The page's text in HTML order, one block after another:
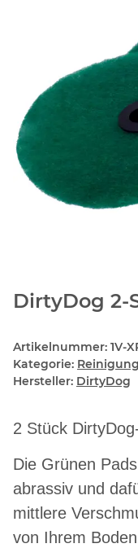
DirtyDog 2-
Artikelnummer: 1V-
Kategorie:
Hersteller: DirtyDog
2 Stück
Die Grünen
abrassiv und
mittlere
von Ihrem